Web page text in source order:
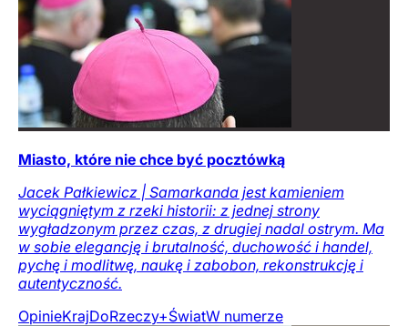
Miasto, które nie chce być pocztówką
Jacek Pałkiewicz | Samarkanda jest kamieniem
wyciągniętym z rzeki historii: z jednej strony
wygładzonym przez czas, z drugiej nadal ostrym. Ma
w sobie elegancję i brutalność, duchowość i handel,
pychę i modlitwę, naukę i zabobon, rekonstrukcję i
autentyczność.
OpinieKrajDoRzeczy+ŚwiatW numerze